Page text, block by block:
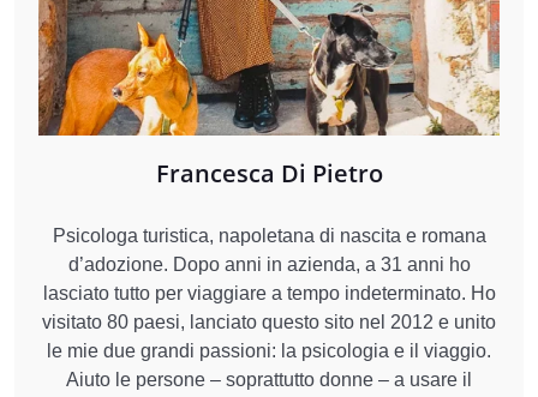
Francesca Di Pietro
Psicologa turistica, napoletana di nascita e romana
d’adozione. Dopo anni in azienda, a 31 anni ho
lasciato tutto per viaggiare a tempo indeterminato. Ho
visitato 80 paesi, lanciato questo sito nel 2012 e unito
le mie due grandi passioni: la psicologia e il viaggio.
Aiuto le persone – soprattutto donne – a usare il